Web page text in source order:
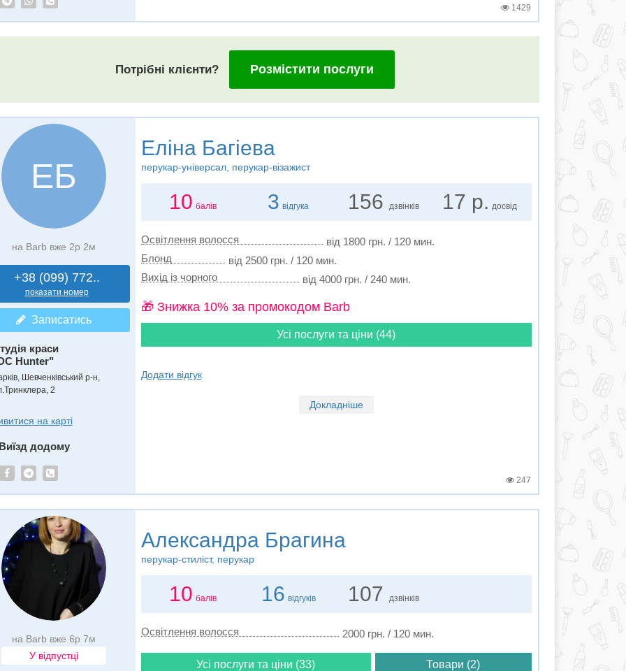
1429
Потрібні клієнти? Розмістити послуги
ЕБ
на Barb вже 2р 2м
+38 (099) 772..
показати номер
Записатись
краси
Hunter"
Шевченківський р-н,
2
на карті
додому
Еліна Багіева
перукар-універсал, перукар-візажист
10 балів 3 відгука 156 дзвінків 17 р. досвід
Освітлення волосся
від 1800 грн. / 120 мин.
Блонд
від 2500 грн. / 120 мин.
Вихід із чорного
від 4000 грн. / 240 мин.
🎁 Знижка 10% за промокодом Barb
Усі послуги та ціни (44)
Додати відгук
Докладніше
247
на Barb вже 6р 7м
У відпустці
Александра Брагина
перукар-стиліст, перукар
10 балів 16 відгуків 107 дзвінків
Освітлення волосся 2000 грн. / 120 мин.
Усі послуги та ціни (33) Товари (2)